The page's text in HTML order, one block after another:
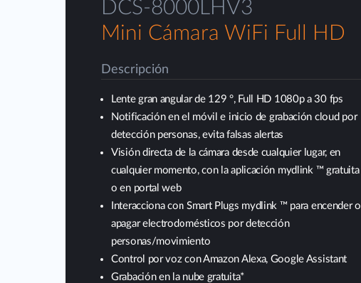
DCS-8000LHV3
Mini Cámara WiFi Full HD
Descripción
Lente gran angular de 129 °, Full HD 1080p a 30 fps
Notificación en el móvil e inicio de grabación cloud por
detección personas, evita falsas alertas
Visión directa de la cámara desde cualquier lugar, en
cualquier momento, con la aplicación mydlink ™ gratuita
o en portal web
Interacciona con Smart Plugs mydlink ™ para encender o
apagar electrodomésticos por detección
personas/movimiento
Control por voz con Amazon Alexa, Google Assistant
Grabación en la nube gratuita*